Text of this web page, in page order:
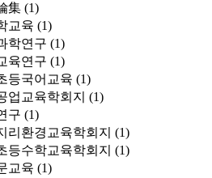
集 (1)
교육 (1)
학연구 (1)
육연구 (1)
등국어교육 (1)
업교육학회지 (1)
구 (1)
리환경교육학회지 (1)
등수학교육학회지 (1)
교육 (1)